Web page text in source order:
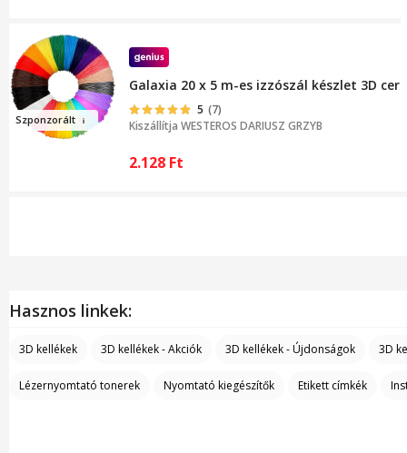
Szponzorált
Galaxia 20 x 5 m-es izzószál készlet 3D
5 (7)
Kiszállítja WESTEROS DARIUSZ GRZYB
2.128 Ft
Hasznos linkek:
3D kellékek 3D kellékek - Akciók 3D kellékek - Újdonságok 3D
Lézernyomtató tonerek Nyomtató kiegészítők Etikett címkék